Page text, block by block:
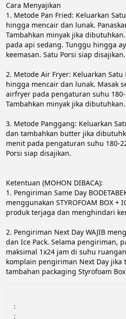
Cara Menyajikan
1. Metode Pan Fried: Keluarkan
hingga mencair dan lunak.
Tambahkan minyak jika
pada api sedang. Tunggu hingga
keemasan. Satu Porsi siap disajikan.
2. Metode Air Fryer: Keluarkan Satu
hingga mencair dan lunak. Masak
airfryer pada pengaturan suhu
Tambahkan minyak jika
3. Metode Panggang: Keluarkan
dan tambahkan butter jika
menit pada pengaturan suhu 180-
Porsi siap disajikan.
Ketentuan (MOHON DIBACA):
1. Pengiriman Same Day
menggunakan STYROFOAM BOX +
produk terjaga dan menghindari
2. Pengiriman Next Day WAJIB
dan Ice Pack. Selama pengiriman,
maksimal 1x24 jam di suhu
komplain pengiriman Next Day jika
tambahan packaging Styrofoam
:
: